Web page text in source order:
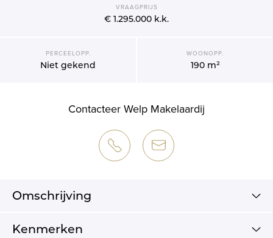
VRAAGPRIJS
€ 1.295.000 k.k.
PERCEELOPP.
Niet gekend
WOONOPP.
190 m²
Contacteer Welp Makelaardij
Omschrijving
Kenmerken